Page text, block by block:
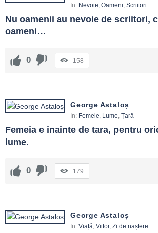
In: Nevoie Oameni Scriitori
Nu oamenii au nevoie de scriitori,
oameni…
0 158
George Astaloș
In: Femeie Lume Țară
Femeia e inainte de tara, pentru
lume.
0 179
George Astaloș
In: Viață Viitor, Zi de naștere